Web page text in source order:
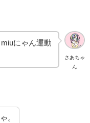
さあちゃ
ん
にゃん運動
。